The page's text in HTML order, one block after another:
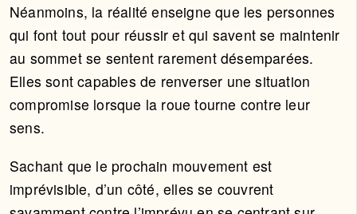
Néanmoins, la réalité enseigne que les personnes
qui font tout pour réussir et qui savent se maintenir
au sommet se sentent rarement désemparées.
Elles sont capables de renverser une situation
compromise lorsque la roue tourne contre leur
sens.
Sachant que le prochain mouvement est
imprévisible, d’un côté, elles se couvrent